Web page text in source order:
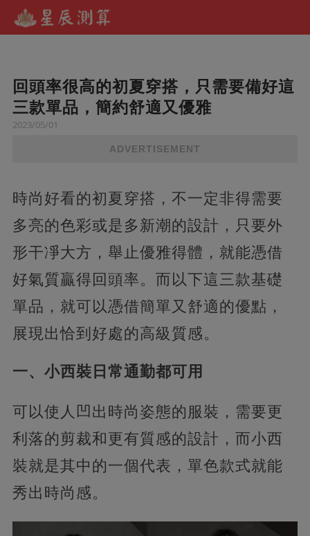
回頭率很高的初夏穿搭，只需要備好這
三款單品，簡約舒適又優雅
2023/05/01
ADVERTISEMENT
時尚好看的初夏穿搭，不一定非得需要
多亮的色彩或是多新潮的設計，只要外
形干凈大方，舉止優雅得體，就能憑借
好氣質贏得回頭率。而以下這三款基礎
單品，就可以憑借簡單又舒適的優點，
展現出恰到好處的高級質感。
一、小西裝日常通勤都可用
可以使人凹出時尚姿態的服裝，需要更
利落的剪裁和更有質感的設計，而小西
裝就是其中的一個代表，單色款式就能
秀出時尚感。